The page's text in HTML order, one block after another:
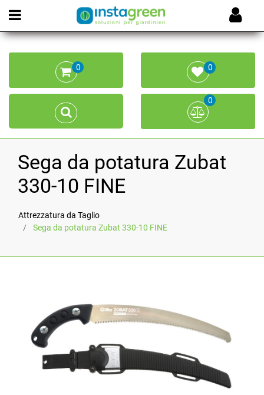
Open menu
0 0
0
Sega da potatura Zubat
330-10 FINE
Attrezzatura da Taglio
Sega da potatura Zubat 330-10 FINE